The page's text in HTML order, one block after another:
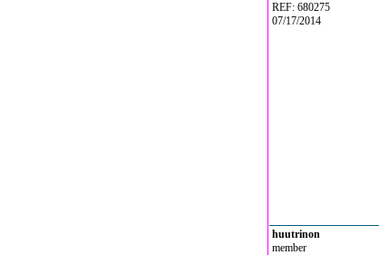
REF: 680275
07/17/2014
huutrinon
member